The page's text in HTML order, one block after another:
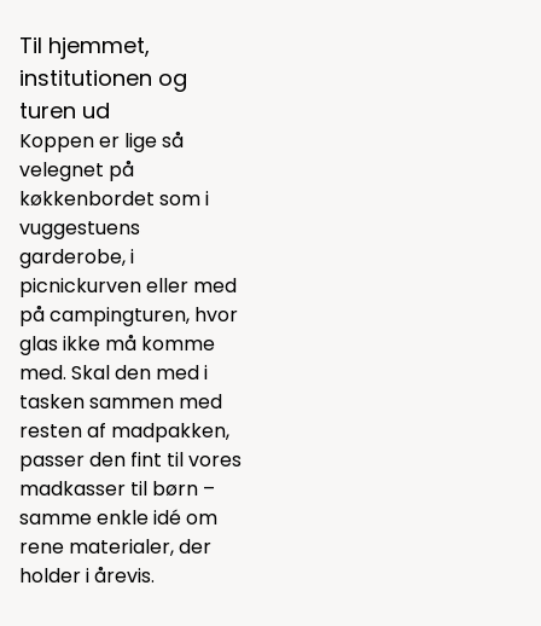
Til hjemmet,
institutionen og
turen ud
Koppen er lige så
velegnet på
køkkenbordet som i
vuggestuens
garderobe, i
picnickurven eller med
på campingturen, hvor
glas ikke må komme
med. Skal den med i
tasken sammen med
resten af madpakken,
passer den fint til vores
madkasser til børn –
samme enkle idé om
rene materialer, der
holder i årevis.